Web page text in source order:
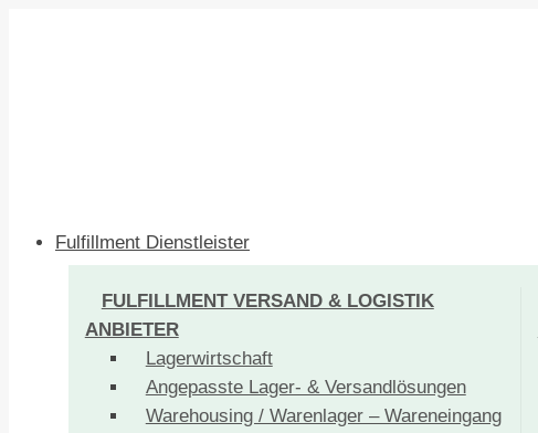
Fulfillment Dienstleister
FULFILLMENT VERSAND & LOGISTIK
ANBIETER
Lagerwirtschaft
Angepasste Lager- & Versandlösungen
Warehousing / Warenlager – Wareneingang